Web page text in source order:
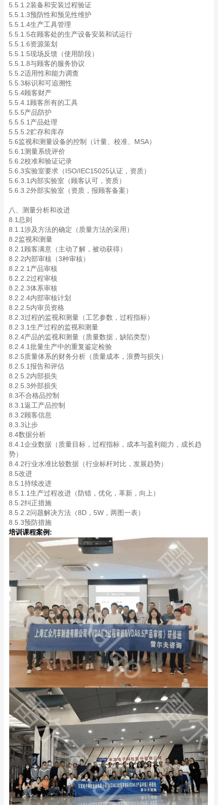
5.5.1.2装备和安装过程验证
5.5.1.3预防性和预见性维护
5.5.1.4生产工具管理
5.5.1.5在顾客处的生产设备安装和试运行
5.5.1.6资源策划
5.5.1.5现场反馈（使用阶段）
5.5.1.8与顾客的服务协议
5.5.2适用性和能力调查
5.5.3标识和可追溯性
5.5.4顾客财产
5.5.4.1顾客所有的工具
5.5.5产品防护
5.5.5.1产品处理
5.5.5.2贮存和库存
5.6监视和测量设备的控制（计量、校准、MSA）
5.6.1测量系统评价
5.6.2校准和验证记录
5.6.3实验室要求（ISO/IEC15025认证，资质）
5.6.3.1内部实验室（顾客认可，资质）
5.6.3.2外部实验室（资质，报顾客备案）
八、测量分析和改进
8.1总则
8.1.1涉及方法的确定（质量方法的采用）
8.2监视和测量
8.2.1顾客满意（主动了解，被动获得）
8.2.2内部审核（3种审核）
8.2.2.1产品审核
8.2.2.2过程审核
8.2.2.3体系审核
8.2.2.4内部审核计划
8.2.2.5内审员资格
8.2.3过程的监视和测量（工艺参数，过程指标）
8.2.3.1生产过程的监视和测量
8.2.4产品的监视和测量（质量数据，缺陷类型）
8.2.4.1批量生产中的重复鉴定检验
8.2.5质量体系的财务分析（质量成本，浪费与损失）
8.2.5.1报告和评估
8.2.5.2内部损失
8.2.5.3外部损失
8.3不合格品控制
8.3.1返工产品控制
8.3.2顾客信息
8.3.3让步
8.4数据分析
8.4.1企业数据（质量目标，过程指标，成本与盈利能力，成长趋
势）
8.4.2行业水准比较数据（行业标杆对比，发展趋势）
8.5改进
8.5.1持续改进
8.5.1.1生产过程改进（防错，优化，革新，向上）
8.5.2纠正措施
8.5.2.2问题解决方法（8D，5W，两图一表）
8.5.3预防措施
培训课程案例: